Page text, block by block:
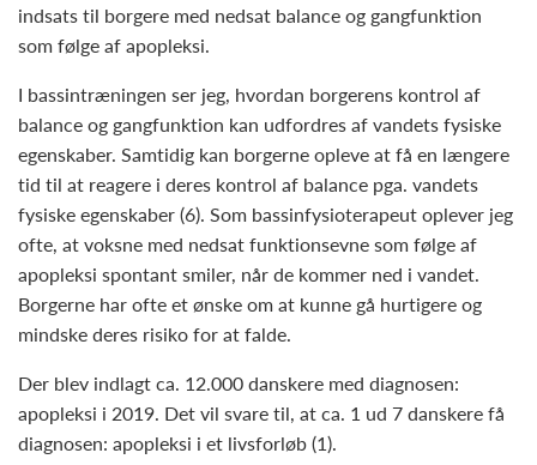
indsats til borgere med nedsat balance og gangfunktion
som følge af apopleksi.
I bassintræningen ser jeg, hvordan borgerens kontrol af
balance og gangfunktion kan udfordres af vandets fysiske
egenskaber. Samtidig kan borgerne opleve at få en længere
tid til at reagere i deres kontrol af balance pga. vandets
fysiske egenskaber (6). Som bassinfysioterapeut oplever jeg
ofte, at voksne med nedsat funktionsevne som følge af
apopleksi spontant smiler, når de kommer ned i vandet.
Borgerne har ofte et ønske om at kunne gå hurtigere og
mindske deres risiko for at falde.
Der blev indlagt ca. 12.000 danskere med diagnosen:
apopleksi i 2019. Det vil svare til, at ca. 1 ud 7 danskere få
diagnosen: apopleksi i et livsforløb (1).